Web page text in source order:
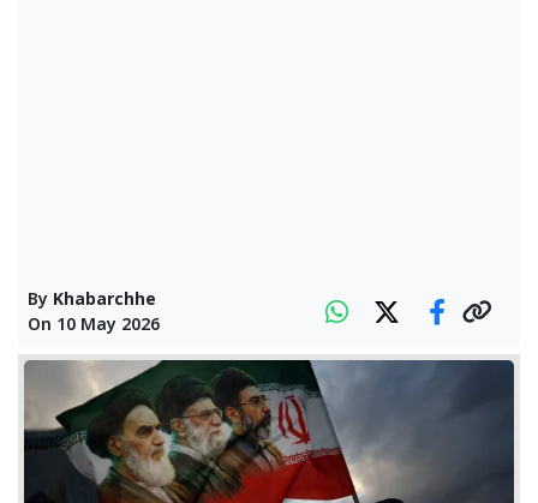
By Khabarchhe
On 10 May 2026